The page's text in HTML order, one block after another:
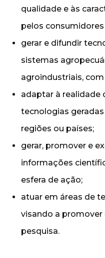
qualidade e às
pelos consumidores
gerar e difundir
sistemas
agroindustriais,
adaptar à realidade
tecnologias
regiões ou países;
gerar, promover e
informações
esfera de ação;
atuar em áreas de
visando a
pesquisa.